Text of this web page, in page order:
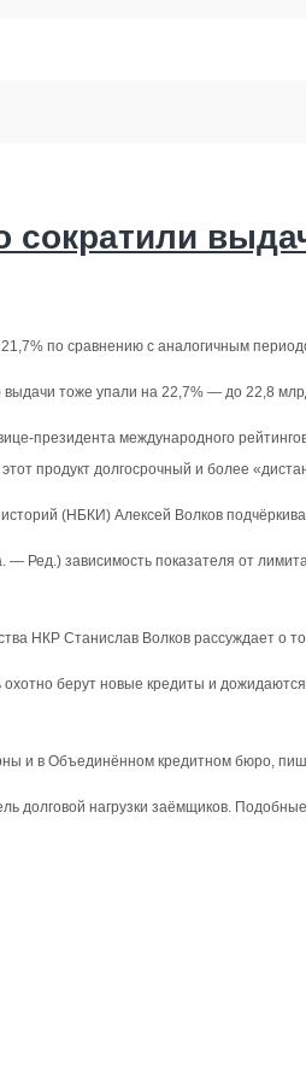
сократили
по сравнению с аналогичным
тоже упали на 22,7% — до 22,8
президента международного
продукт долгосрочный и более
(НБКИ) Алексей Волков
Ред.) зависимость показателя от
НКР Станислав Волков рассуждает о
берут новые кредиты и
и в Объединённом кредитном бюро,
долговой нагрузки заёмщиков.